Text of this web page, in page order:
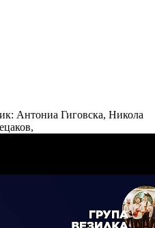
Антониа Гиговска, Никола